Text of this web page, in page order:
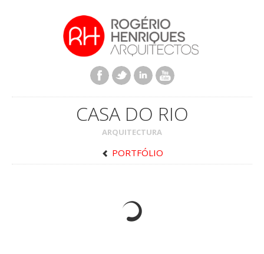
CASA DO RIO
ARQUITECTURA
PORTFÓLIO